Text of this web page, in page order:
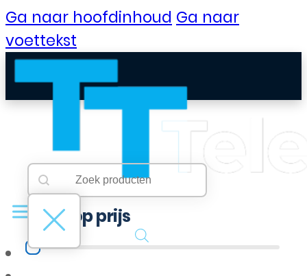
Ga naar hoofdinhoud Ga naar
voettekst
B2B Portaal
Searchbar
Search content
Filter op prijs
Filter op prijs